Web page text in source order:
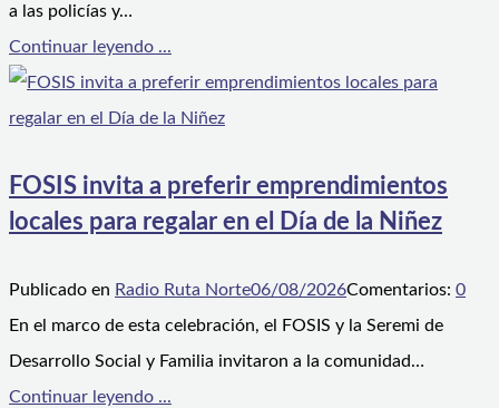
a las policías y…
Continuar leyendo ...
FOSIS invita a preferir emprendimientos
locales para regalar en el Día de la Niñez
Publicado en Radio Ruta Norte06/08/2026Comentarios: 0
En el marco de esta celebración, el FOSIS y la Seremi de
Desarrollo Social y Familia invitaron a la comunidad…
Continuar leyendo ...